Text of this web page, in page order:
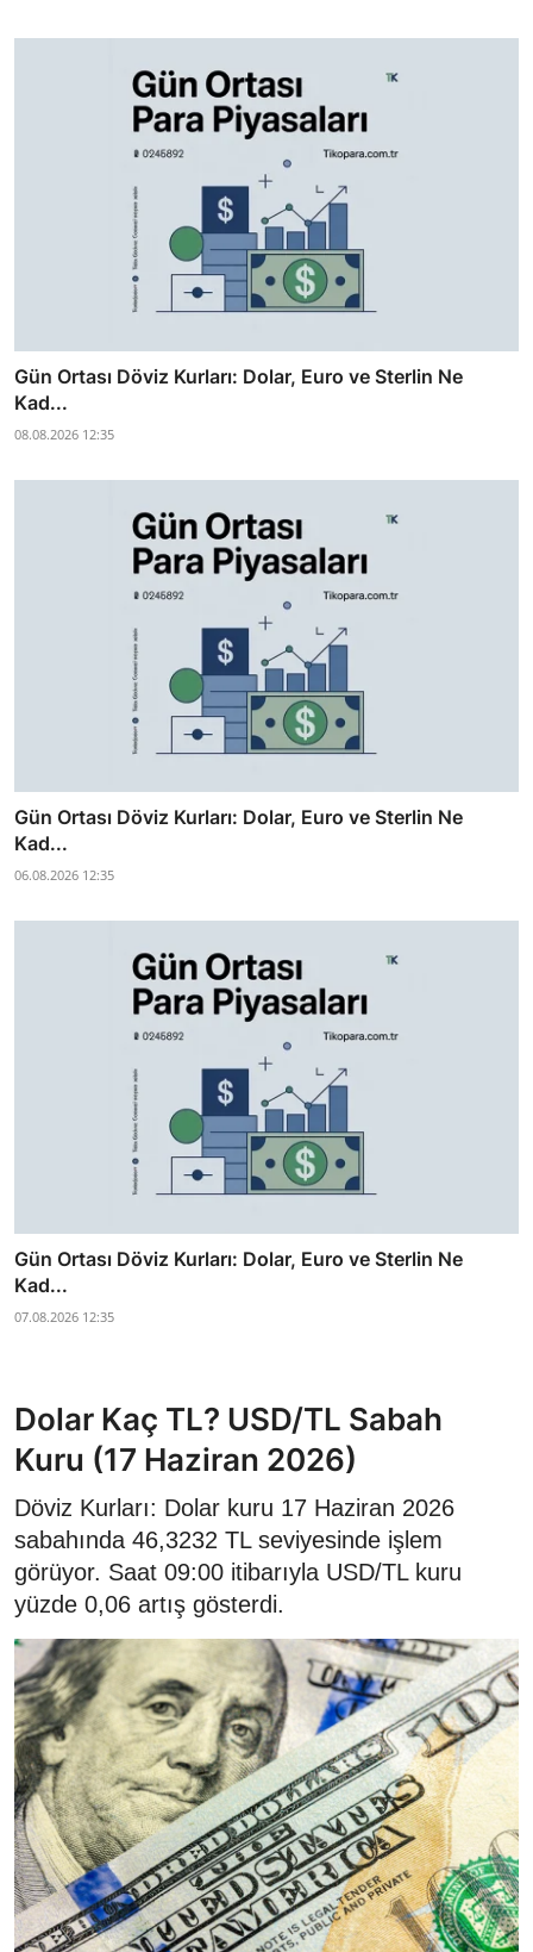
Gün Ortası Döviz Kurları: Dolar, Euro ve Sterlin Ne
Kad...
08.08.2026 12:35
Gün Ortası Döviz Kurları: Dolar, Euro ve Sterlin Ne
Kad...
06.08.2026 12:35
Gün Ortası Döviz Kurları: Dolar, Euro ve Sterlin Ne
Kad...
07.08.2026 12:35
Dolar Kaç TL? USD/TL Sabah
Kuru (17 Haziran 2026)
Döviz Kurları: Dolar kuru 17 Haziran 2026
sabahında 46,3232 TL seviyesinde işlem
görüyor. Saat 09:00 itibarıyla USD/TL kuru
yüzde 0,06 artış gösterdi.